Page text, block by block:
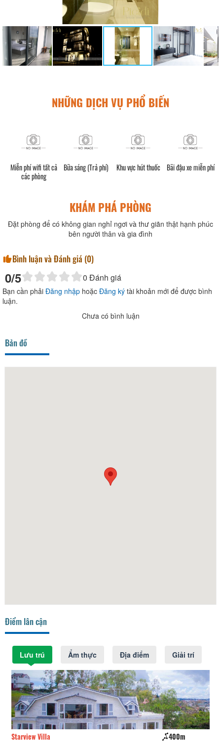
NHỮNG DỊCH VỤ PHỔ BIẾN
Miễn phí wifi tất cả
các phòng
Bữa sáng (Trả phí) Khu vực hút thuốc Bãi đậu xe miễn phí
KHÁM PHÁ PHÒNG
Đặt phòng để có không gian nghỉ ngơi và thư giãn thật hạnh phúc
bên người thân và gia đình
Bình luận và Đánh giá (0)
0/5 0 Đánh giá
Bạn cần phải Đăng nhập hoặc Đăng ký tài khoản mới để được bình
luận.
Chưa có bình luận
Bản đồ
Điểm lân cận
Lưu trú Ẩm thực Địa điểm Giải trí
Starview Villa 400m